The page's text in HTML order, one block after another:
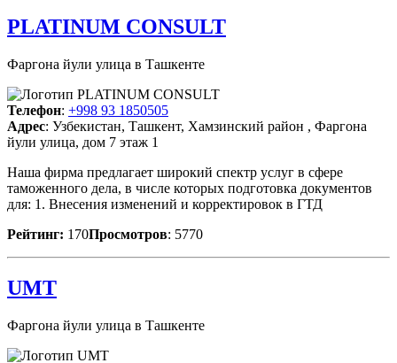
PLATINUM CONSULT
Фаргона йули улица в Ташкенте
Телефон: +998 93 1850505
Адрес: Узбекистан, Ташкент, Хамзинский район , Фаргона
йули улица, дом 7 этаж 1
Наша фирма предлагает широкий спектр услуг в сфере
таможенного дела, в числе которых подготовка документов
для: 1. Внесения изменений и корректировок в ГТД
Рейтинг: 170Просмотров: 5770
UMT
Фаргона йули улица в Ташкенте